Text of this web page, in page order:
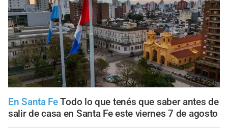
En Santa FeTodo lo que tenés que saber antes de
salir de casa en Santa Fe este viernes 7 de agosto